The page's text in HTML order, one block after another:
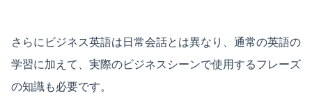
さらにビジネス英語は日常会話とは異なり、通常の英語の
学習に加えて、実際のビジネスシーンで使用するフレーズ
の知識も必要です。